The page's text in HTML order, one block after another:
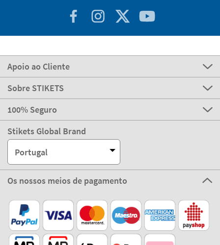
Apoio ao Cliente
Sobre STIKETS
100% Seguro
Stikets Global Brand
Portugal
Os nossos meios de pagamento